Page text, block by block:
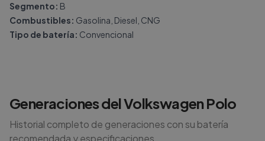
Segmento: B
Combustibles: Gasolina, Diesel, CNG
Tipo de batería: Convencional
Generaciones delVolkswagenPolo
Historial completo de generaciones con su batería
recomendada y especificaciones.